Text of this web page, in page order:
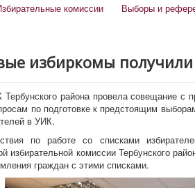
комиссии Выборы и
избиркомы получили
района провела совещание с
по подготовке к предстоящим
в УИК.
по работе со списками
избирательной комиссии Тербунского
граждан с этими списками.